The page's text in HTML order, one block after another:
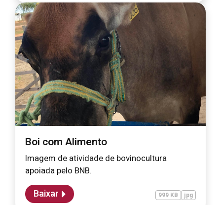
Boi com Alimento
Imagem de atividade de bovinocultura
apoiada pelo BNB.
Baixar 999 KB jpg